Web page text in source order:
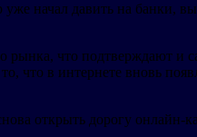
начал давить на банки,
что подтверждают и
что в интернете вновь
открыть дорогу онлайн-